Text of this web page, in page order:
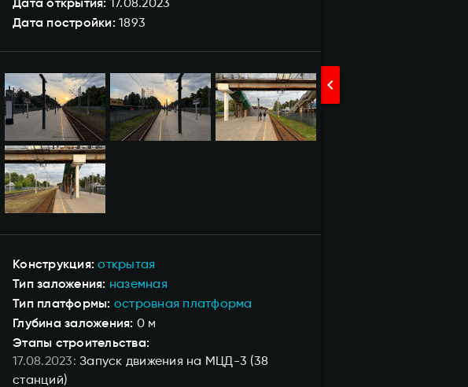
chevron_right
Дата постройки 1893
Конструкция открытая
Тип заложения наземная
Тип платформы островная платформа
Глубина заложения 0 м
Этапы строительства:
17.08.2023 Запуск движения на МЦД-3 (38
станций)